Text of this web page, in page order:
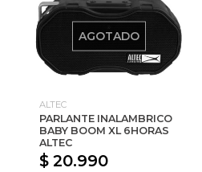
AGOTADO
ALTEC
PARLANTE INALAMBRICO
BABY BOOM XL 6HORAS
ALTEC
$ 20.990